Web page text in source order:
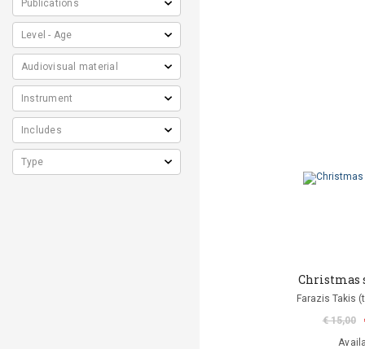
Christmas
Farazis Takis
€ 15,00